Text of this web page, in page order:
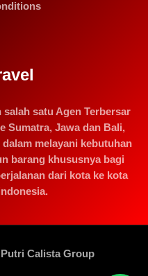
salah satu Agen Terbersar
Sumatra, Jawa dan Bali,
melayani kebutuhan
barang khususnya bagi
dari kota ke kota
Calista Group